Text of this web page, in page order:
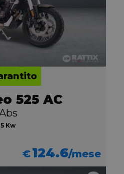
525 AC
Kw
€124.6/mese